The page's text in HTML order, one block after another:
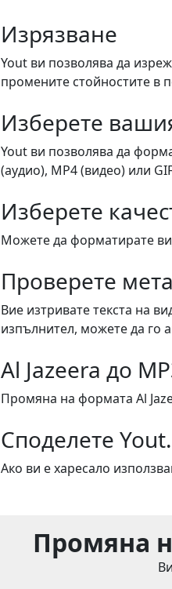
Изрязване
Yout ви позволява да
промените стойностите в
Изберете
Yout ви позволява да
(аудио), MP4 (видео) или
Изберете
Можете да форматирате
Проверете
Вие изтривате текста на
изпълнител, можете да го
Al Jazeera до
Промяна на формата Al
Споделете
Ако ви е харесало
Промяна